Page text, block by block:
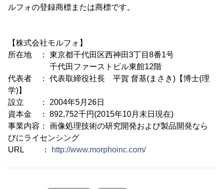
ルフォの登録商標または商標です。
【株式会社モルフォ】
所在地 ： 東京都千代田区西神田3丁目8番1号
千代田ファーストビル東館12階
代表者 ： 代表取締役社長 平賀 督基(まさき)【博士(理
学)】
設立 ： 2004年5月26日
資本金 ： 892,752千円(2015年10月末日現在)
事業内容： 画像処理技術の研究開発および製品開発なら
びにライセンシング
URL ：
http://www.morphoinc.com/